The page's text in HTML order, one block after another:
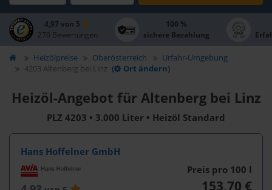
4,97 von 5
270 Bewertungen
100 %
sichere Bezahlung
Heizölpreise Oberösterreich
Urfahr-Umgebung
4203 Altenberg bei Linz ( Ort ändern)
Heizöl-Angebot für Altenberg bei Linz
PLZ 4203 • 3.000 Liter • Heizöl Standard
Hans Hoffelner GmbH
Preis pro 100 l
153,70 €